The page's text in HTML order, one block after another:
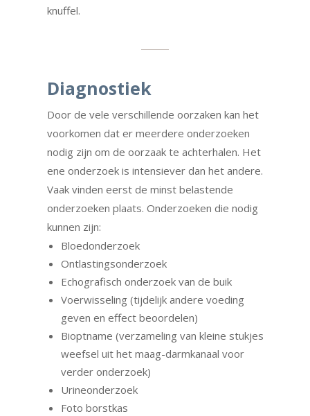
knuffel.
Diagnostiek
Door de vele verschillende oorzaken kan het
voorkomen dat er meerdere onderzoeken
nodig zijn om de oorzaak te achterhalen. Het
ene onderzoek is intensiever dan het andere.
Vaak vinden eerst de minst belastende
onderzoeken plaats. Onderzoeken die nodig
kunnen zijn:
Bloedonderzoek
Ontlastingsonderzoek
Echografisch onderzoek van de buik
Voerwisseling (tijdelijk andere voeding
geven en effect beoordelen)
Bioptname (verzameling van kleine stukjes
weefsel uit het maag-darmkanaal voor
verder onderzoek)
Urineonderzoek
Foto borstkas